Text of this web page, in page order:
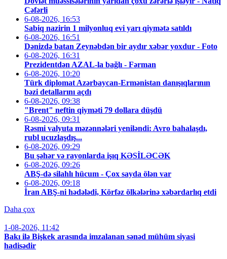
Cəfərli
6-08-2026, 16:53
Sabiq nazirin 1 milyonluq evi yarı qiymətə satıldı
6-08-2026, 16:51
Dənizdə batan Zeynəbdən bir aydır xəbər yoxdur - Foto
6-08-2026, 16:31
Prezidentdən AZAL-la bağlı - Fərman
6-08-2026, 10:20
Türk diplomat Azərbaycan-Ermənistan danışıqlarının
bəzi detallarını açdı
6-08-2026, 09:38
"Brent" neftin qiyməti 79 dollara düşdü
6-08-2026, 09:31
Rəsmi valyuta məzənnələri yeniləndi: Avro bahalaşdı,
rubl ucuzlaşdış...
6-08-2026, 09:29
Bu şəhər və rayonlarda işıq KƏSİLƏCƏK
6-08-2026, 09:26
ABŞ-də silahlı hücum - Çox sayda ölən var
6-08-2026, 09:18
İran ABŞ-ni hədələdi, Körfəz ölkələrinə xəbərdarlıq etdi
Daha çox
1-08-2026, 11:42
Bakı ilə Bişkek arasında imzalanan sənəd mühüm siyasi
hadisədir